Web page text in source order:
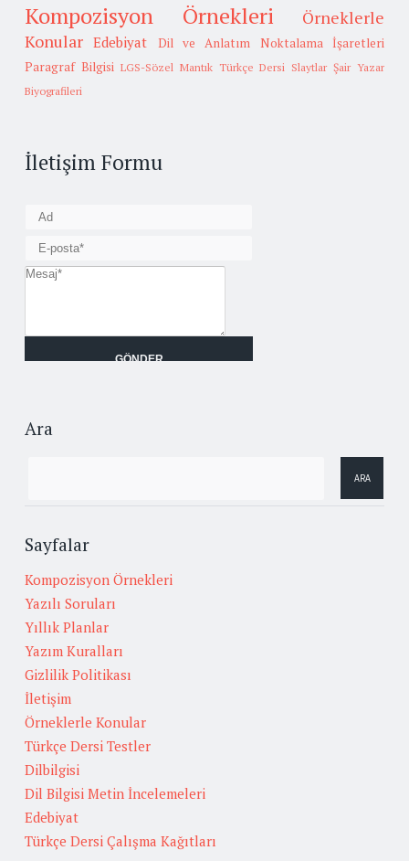
Kompozisyon Örnekleri
Örneklerle
Konular Edebiyat Dil ve Anlatım
Noktalama İşaretleri
Paragraf Bilgisi LGS-Sözel Mantık Türkçe Dersi Slaytlar Şair Yazar
Biyografileri
İletişim Formu
Ara
Sayfalar
Kompozisyon Örnekleri
Yazılı Soruları
Yıllık Planlar
Yazım Kuralları
Gizlilik Politikası
İletişim
Örneklerle Konular
Türkçe Dersi Testler
Dilbilgisi
Dil Bilgisi Metin İncelemeleri
Edebiyat
Türkçe Dersi Çalışma Kağıtları